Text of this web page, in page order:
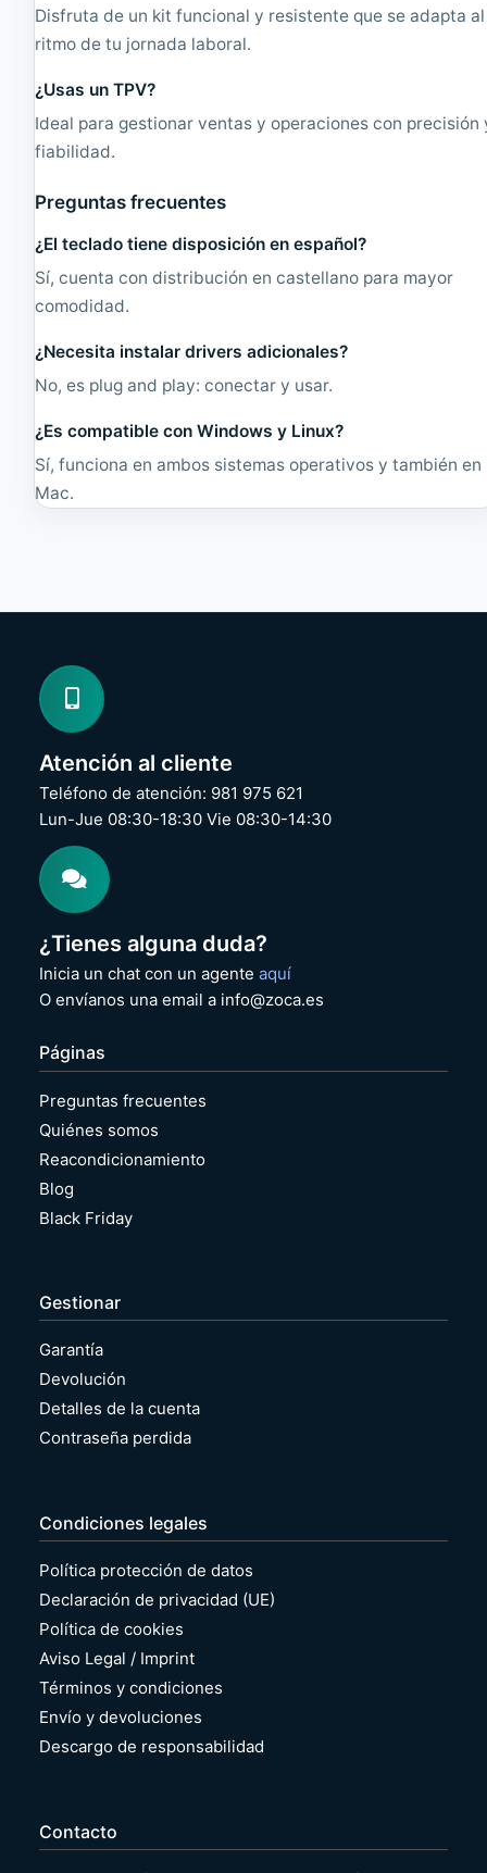
Disfruta de un kit funcional y resistente que se adapta al
ritmo de tu jornada laboral.
¿Usas un TPV?
Ideal para gestionar ventas y operaciones con precisión
fiabilidad.
Preguntas frecuentes
¿El teclado tiene disposición en español?
Sí, cuenta con distribución en castellano para mayor
comodidad.
¿Necesita instalar drivers adicionales?
No, es plug and play: conectar y usar.
¿Es compatible con Windows y Linux?
Sí, funciona en ambos sistemas operativos y también en
Mac.
Atención al cliente
Teléfono de atención: 981 975 621
Lun-Jue 08:30-18:30 Vie 08:30-14:30
¿Tienes alguna duda?
Inicia un chat con un agenteaquí
O envíanos una email a info@zoca.es
Páginas
Preguntas frecuentes
Quiénes somos
Reacondicionamiento
Blog
Black Friday
Gestionar
Garantía
Devolución
Detalles de la cuenta
Contraseña perdida
Condiciones legales
Política protección de datos
Declaración de privacidad (UE)
Política de cookies
Aviso Legal / Imprint
Términos y condiciones
Envío y devoluciones
Descargo de responsabilidad
Contacto